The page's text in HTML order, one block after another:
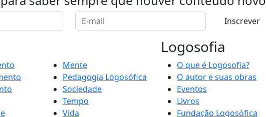
Inscrever
Mente
Pedagogia Logosófica
Sociedade
Tempo
Vida
Logosofia
O que é Logosofia?
O autor e suas obras
Eventos
Livros
Fundação Logosófica